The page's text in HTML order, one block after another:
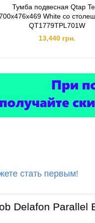
Тумба подвесная Qtap
White со
QT1779TPL701W
13,440 грн.
стать первым!
Delafon Parallel